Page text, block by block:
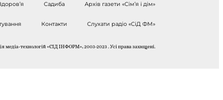
Садиба Архів газети «Сім’я і дім»
Контакти Слухати радіо «СіД ФМ»
медіа-технологій «СІД ІНФОРМ», 2003-2023 . Усі права захищені.